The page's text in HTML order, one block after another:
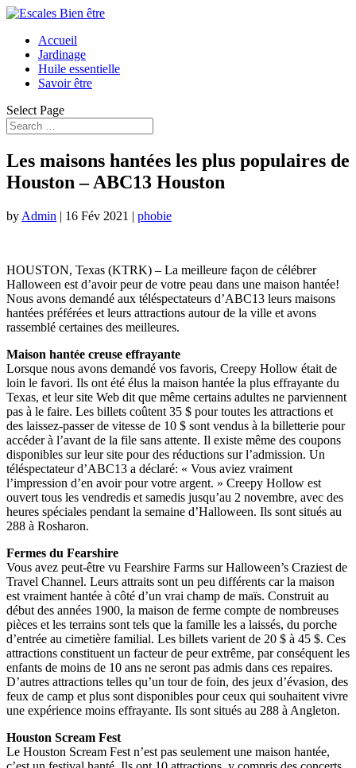
Accueil
Jardinage
Huile essentielle
Savoir être
Select Page
Les maisons hantées les plus populaires de
Houston – ABC13 Houston
by Admin | 16 Fév 2021 | phobie
HOUSTON, Texas (KTRK) – La meilleure façon de célébrer
Halloween est d’avoir peur de votre peau dans une maison hantée!
Nous avons demandé aux téléspectateurs d’ABC13 leurs maisons
hantées préférées et leurs attractions autour de la ville et avons
rassemblé certaines des meilleures.
Maison hantée creuse effrayante
Lorsque nous avons demandé vos favoris, Creepy Hollow était de
loin le favori. Ils ont été élus la maison hantée la plus effrayante du
Texas, et leur site Web dit que même certains adultes ne parviennent
pas à le faire. Les billets coûtent 35 $ pour toutes les attractions et
des laissez-passer de vitesse de 10 $ sont vendus à la billetterie pour
accéder à l’avant de la file sans attente. Il existe même des coupons
disponibles sur leur site pour des réductions sur l’admission. Un
téléspectateur d’ABC13 a déclaré: « Vous aviez vraiment
l’impression d’en avoir pour votre argent. » Creepy Hollow est
ouvert tous les vendredis et samedis jusqu’au 2 novembre, avec des
heures spéciales pendant la semaine d’Halloween. Ils sont situés au
288 à Rosharon.
Fermes du Fearshire
Vous avez peut-être vu Fearshire Farms sur Halloween’s Craziest de
Travel Channel. Leurs attraits sont un peu différents car la maison
est vraiment hantée à côté d’un vrai champ de maïs. Construit au
début des années 1900, la maison de ferme compte de nombreuses
pièces et les terrains sont tels que la famille les a laissés, du porche
d’entrée au cimetière familial. Les billets varient de 20 $ à 45 $. Ces
attractions constituent un facteur de peur extrême, par conséquent les
enfants de moins de 10 ans ne seront pas admis dans ces repaires.
D’autres attractions telles qu’un tour de foin, des jeux d’évasion, des
feux de camp et plus sont disponibles pour ceux qui souhaitent vivre
une expérience moins effrayante. Ils sont situés au 288 à Angleton.
Houston Scream Fest
Le Houston Scream Fest n’est pas seulement une maison hantée,